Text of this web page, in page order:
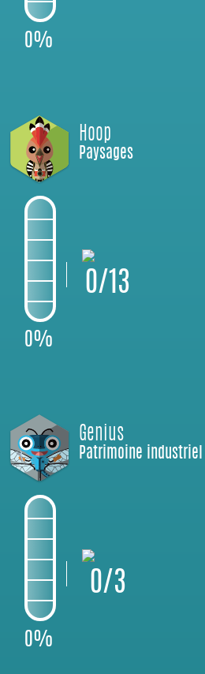
0%
Hoop
Paysages
0%
0/13
Genius
Patrimoine industriel
0%
0/3